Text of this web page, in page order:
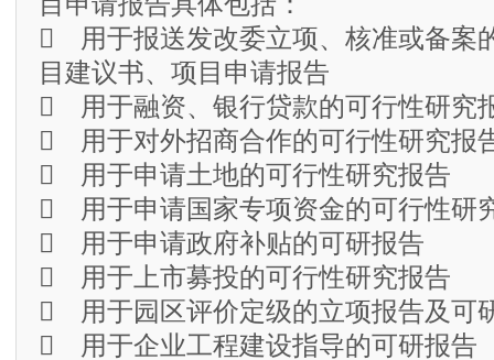
 用于报送发改委立项、核准或备案
目建议书、项目申请报告
 用于融资、银行贷款的可行性研究
 用于对外招商合作的可行性研究报
 用于申请土地的可行性研究报告
 用于申请国家专项资金的可行性研
 用于申请政府补贴的可研报告
 用于上市募投的可行性研究报告
 用于园区评价定级的立项报告及可
 用于企业工程建设指导的可研报告